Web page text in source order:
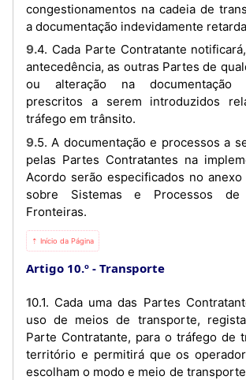
congestionamentos na cadeia de
a documentação indevidamente
9.4. Cada Parte Contratante notificará, com a devida
antecedência, as outras Partes de
ou alteração na documentação
prescritos a serem introduzidos
tráfego em trânsito.
9.5. A documentação e processos a serem aplicados
pelas Partes Contratantes na
Acordo serão especificados no
sobre Sistemas e Processos
Fronteiras.
⇡ Início da Página
Artigo 10.º Transporte
10.1. Cada uma das Partes Contratantes permitirá o
uso de meios de transporte,
Parte Contratante, para o tráfego de
território e permitirá que os
escolham o modo e meio de